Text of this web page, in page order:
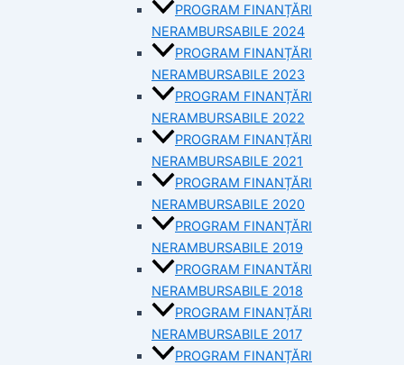
PROGRAM FINANȚĂRI
NERAMBURSABILE 2024
PROGRAM FINANȚĂRI
NERAMBURSABILE 2023
PROGRAM FINANȚĂRI
NERAMBURSABILE 2022
PROGRAM FINANȚĂRI
NERAMBURSABILE 2021
PROGRAM FINANȚĂRI
NERAMBURSABILE 2020
PROGRAM FINANȚĂRI
NERAMBURSABILE 2019
PROGRAM FINANTĂRI
NERAMBURSABILE 2018
PROGRAM FINANȚĂRI
NERAMBURSABILE 2017
PROGRAM FINANȚĂRI